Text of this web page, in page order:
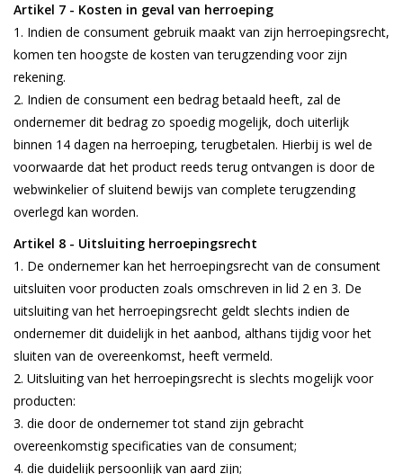
Artikel 7 - Kosten in geval van herroeping
Indien de consument gebruik maakt van zijn herroepingsrecht,
komen ten hoogste de kosten van terugzending voor zijn
rekening.
Indien de consument een bedrag betaald heeft, zal de
ondernemer dit bedrag zo spoedig mogelijk, doch uiterlijk
binnen 14 dagen na herroeping, terugbetalen. Hierbij is wel de
voorwaarde dat het product reeds terug ontvangen is door de
webwinkelier of sluitend bewijs van complete terugzending
overlegd kan worden.
Artikel 8 - Uitsluiting herroepingsrecht
De ondernemer kan het herroepingsrecht van de consument
uitsluiten voor producten zoals omschreven in lid 2 en 3. De
uitsluiting van het herroepingsrecht geldt slechts indien de
ondernemer dit duidelijk in het aanbod, althans tijdig voor het
sluiten van de overeenkomst, heeft vermeld.
Uitsluiting van het herroepingsrecht is slechts mogelijk voor
producten:
die door de ondernemer tot stand zijn gebracht
overeenkomstig specificaties van de consument;
die duidelijk persoonlijk van aard zijn;